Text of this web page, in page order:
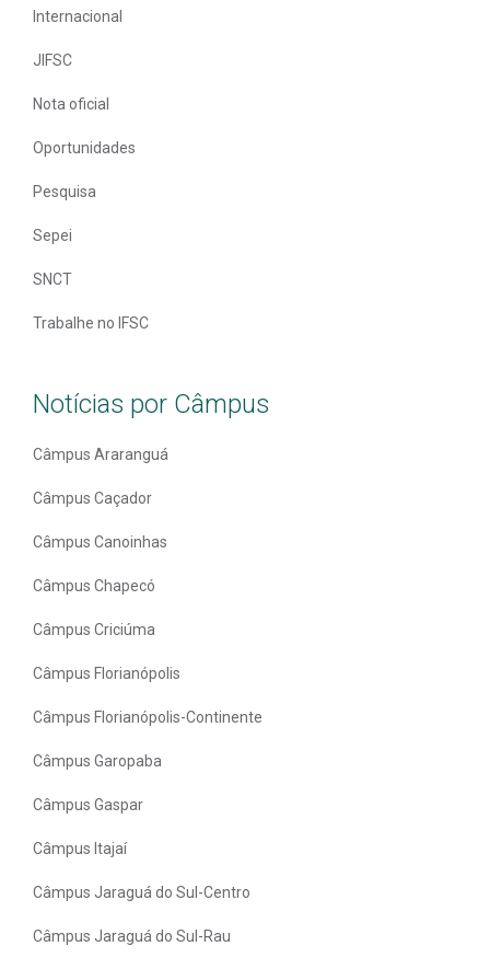
Internacional
JIFSC
Nota oficial
Oportunidades
Pesquisa
Sepei
SNCT
Trabalhe no IFSC
Notícias por Câmpus
Câmpus Araranguá
Câmpus Caçador
Câmpus Canoinhas
Câmpus Chapecó
Câmpus Criciúma
Câmpus Florianópolis
Câmpus Florianópolis-Continente
Câmpus Garopaba
Câmpus Gaspar
Câmpus Itajaí
Câmpus Jaraguá do Sul-Centro
Câmpus Jaraguá do Sul-Rau